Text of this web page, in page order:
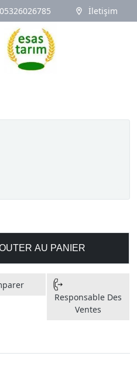
05326026785 İletişim
Logo
AU PANIER
Responsable Des
Ventes